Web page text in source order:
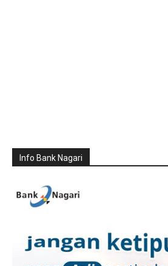
Info Bank Nagari